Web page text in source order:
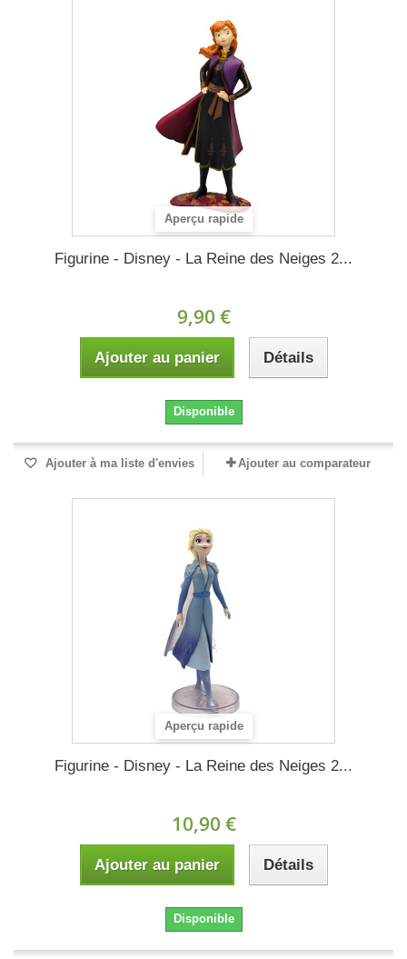
Aperçu rapide
Figurine - Disney - La Reine des Neiges 2...
9,90 €
Ajouter au panier Détails
Disponible
Ajouter à ma liste d'envies Ajouter au comparateur
Aperçu rapide
Figurine - Disney - La Reine des Neiges 2...
10,90 €
Ajouter au panier Détails
Disponible